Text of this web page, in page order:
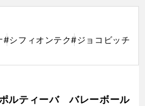
#シフィオンテク#ジョコビッチ
ルティーバ バレーボール